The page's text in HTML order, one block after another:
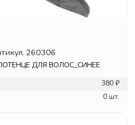
260306
ДЛЯ ВОЛОС_СИНЕЕ
380 ₽
0 шт.